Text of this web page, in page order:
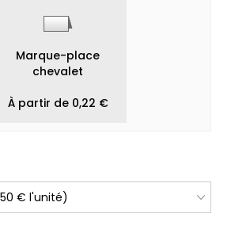
Marque-place
chevalet
À partir de 0,22 €